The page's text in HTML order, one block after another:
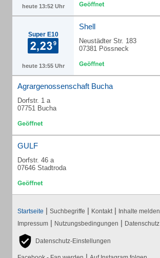
heute 13:52 Uhr
Super E10
heute 13:55 Uhr
Shell
Neustädter Str. 183
07381 Pössneck
Agrargenossenschaft Bucha
Dorfstr. 1 a
07751 Bucha
GULF
Dorfstr. 46 a
07646 Stadtroda
Startseite | Suchbegriffe | Kontakt | Inhalte melden
Impressum | Nutzungsbedingungen | Datenschutz
Datenschutz-Einstellungen